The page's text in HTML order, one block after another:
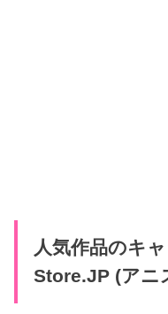
人気作品のキ
Store.JP (アニ